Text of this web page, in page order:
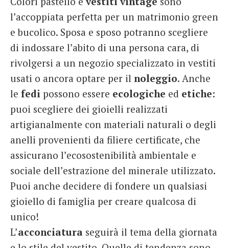
l’accoppiata perfetta per un matrimonio green
e bucolico. Sposa e sposo potranno scegliere
di indossare l’abito di una persona cara, di
rivolgersi a un negozio specializzato in vestiti
usati o ancora optare per il noleggio. Anche
le fedi possono essere ecologiche ed etiche:
puoi scegliere dei gioielli realizzati
artigianalmente con materiali naturali o degli
anelli provenienti da filiere certificate, che
assicurano l’ecosostenibilità ambientale e
sociale dell’estrazione del minerale utilizzato.
Puoi anche decidere di fondere un qualsiasi
gioiello di famiglia per creare qualcosa di
unico!
L’acconciatura seguirà il tema della giornata